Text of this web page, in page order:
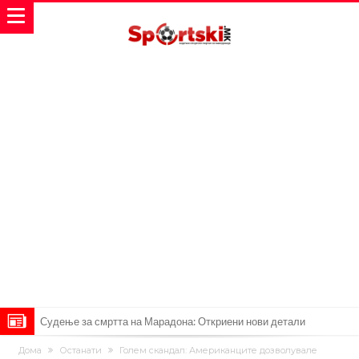
Судење за смртта на Марадона: Откриени нови детали
Англиски репрезентативец обвинет за напад во ноќен клуб – ќе
Дома Останати
Голем скандал: Американците дозволувале